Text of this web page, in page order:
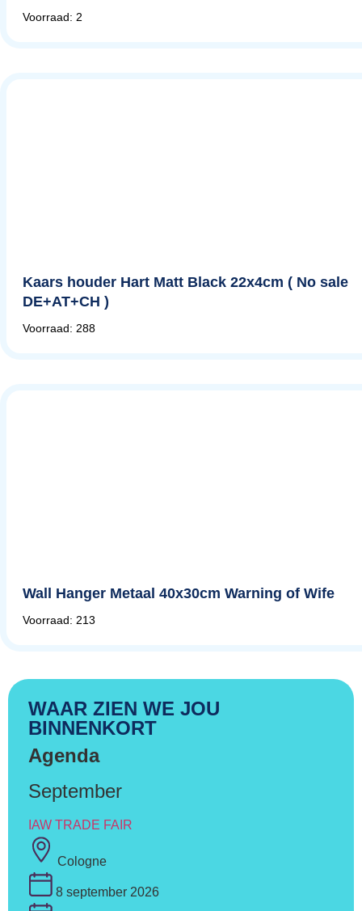
Voorraad: 2
Kaars houder Hart Matt Black 22x4cm ( No sale
DE+AT+CH )
Voorraad: 288
Wall Hanger Metaal 40x30cm Warning of Wife
Voorraad: 213
WAAR ZIEN WE JOU
BINNENKORT
Agenda
September
IAW TRADE FAIR
Cologne
8 september 2026